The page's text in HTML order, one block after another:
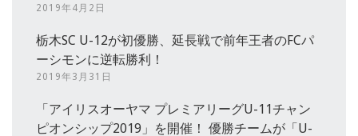
2019年4月2日
栃木SC U-12が初優勝、延長戦で前年王者のFCパ
ーシモンに逆転勝利！
2019年3月31日
「アイリスオーヤマ プレミアリーグU-11チャン
ピオンシップ2019」を開催！ 優勝チームが「U-